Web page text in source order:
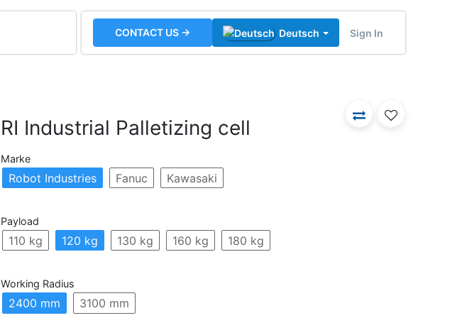
CONTACT US → Deutsch Sign In
RI Industrial Palletizing cell
Marke
Robot Industries Fanuc Kawasaki
Payload
110 kg 120 kg 130 kg 160 kg 180 kg
Working Radius
2400 mm 3100 mm